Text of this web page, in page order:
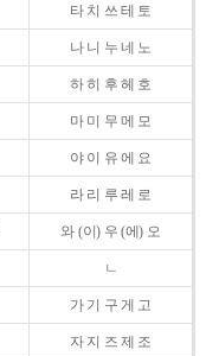
타 치 쓰 테 토
나 니 누 네 노
하 히 후 헤 호
마 미 무 메 모
야 이 유 에 요
라 리 루 레 로
와 (이) 우 (에) 오
ㄴ
가 기 구 게 고
자 지 즈 제 조